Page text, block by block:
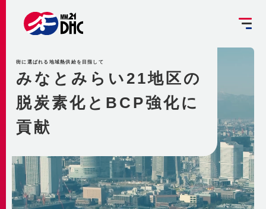
設備管理受託のご案内
お客さま専用ページ
JP EN
小 中 大
INFORMATION
お知らせ
メディア
みなとみらい21熱供給のサステナビリティ
脱炭素への取組み
事業概要 ～地域冷暖房とは～
企業情報
街に選ばれる地域熱供給を目指して
みなとみらい21地区の
脱炭素化とBCP強化に
貢献